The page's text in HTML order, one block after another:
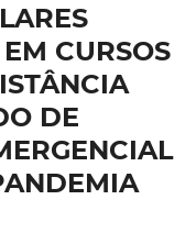
CURSOS
DE